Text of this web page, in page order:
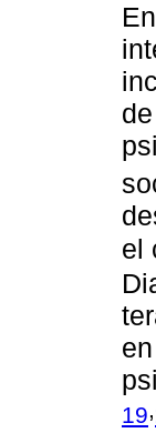
el
19,